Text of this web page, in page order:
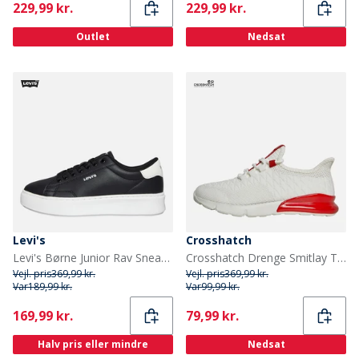
Current
229,99 kr.
Outlet
Current
229,99 kr.
Nedsat
Levi's
Levi's Børne Junior Rav Sneakers Sort/Hvid 0008 Black White 0008
Vejl. pris369,99 kr.
Var189,99 kr.
Current
169,99 kr.
Halv pris eller mindre
Crosshatch
Crosshatch Drenge Smitlay Træningssko Hvid/Rød
Vejl. pris369,99 kr.
Var99,99 kr.
Current
79,99 kr.
Nedsat